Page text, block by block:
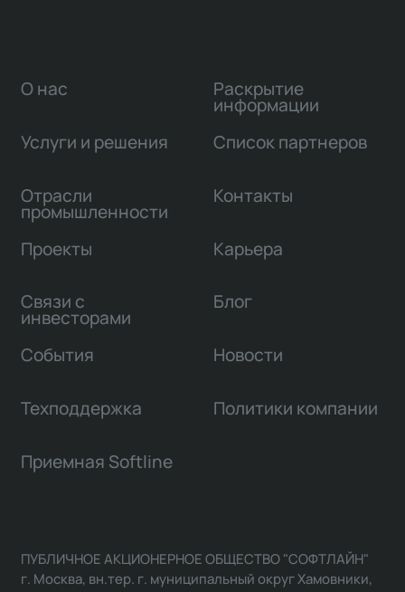
О нас
Услуги и решения
Отрасли
промышленности
Проекты
Связи с
инвесторами
Раскрытие
информации
Список партнеров
Контакты
Карьера
Блог
События Новости
Техподдержка Политики компании
Приемная Softline
ПУБЛИЧНОЕ АКЦИОНЕРНОЕ ОБЩЕСТВО "СОФТЛАЙН"
г. Москва, вн.тер. г. муниципальный округ Хамовники,